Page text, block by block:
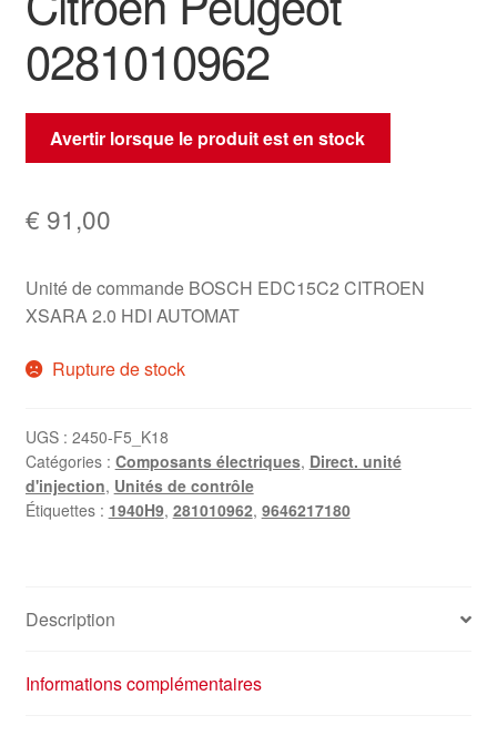
0281010962
Avertir lorsque le produit est en stock
€ 91,00
Unité de commande BOSCH EDC15C2 CITROEN
XSARA 2.0 HDI AUTOMAT
Rupture de stock
UGS : 2450-F5_K18
Catégories : Composants électriques, Direct. unité
d'injection, Unités de contrôle
Étiquettes : 1940H9, 281010962, 9646217180
Description
Informations complémentaires